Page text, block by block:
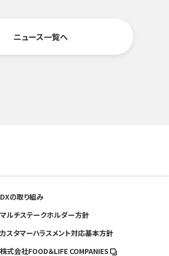
ニュース一覧へ
DXの取り組み
マルチステークホルダー方針
カスタマーハラスメント対応基本方針
株式会社FOOD＆LIFE COMPANIES